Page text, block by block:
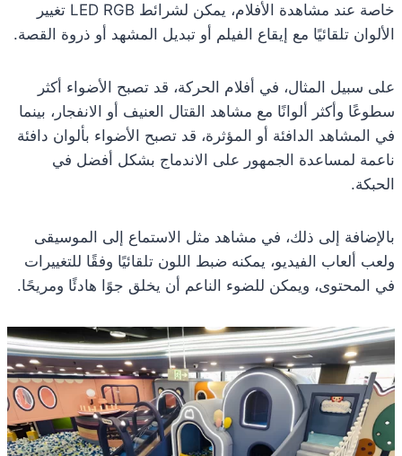
خاصة عند مشاهدة الأفلام، يمكن لشرائط LED RGB تغيير
الألوان تلقائيًا مع إيقاع الفيلم أو تبديل المشهد أو ذروة القصة.
على سبيل المثال، في أفلام الحركة، قد تصبح الأضواء أكثر
سطوعًا وأكثر ألوانًا مع مشاهد القتال العنيف أو الانفجار، بينما
في المشاهد الدافئة أو المؤثرة، قد تصبح الأضواء بألوان دافئة
ناعمة لمساعدة الجمهور على الاندماج بشكل أفضل في
الحبكة.
بالإضافة إلى ذلك، في مشاهد مثل الاستماع إلى الموسيقى
ولعب ألعاب الفيديو، يمكنه ضبط اللون تلقائيًا وفقًا للتغييرات
في المحتوى، ويمكن للضوء الناعم أن يخلق جوًا هادئًا ومريحًا.